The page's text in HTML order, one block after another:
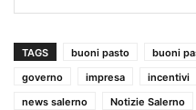
TAGS buoni pasto buoni
governo
impresa incentivi
news salerno
Notizie Salerno